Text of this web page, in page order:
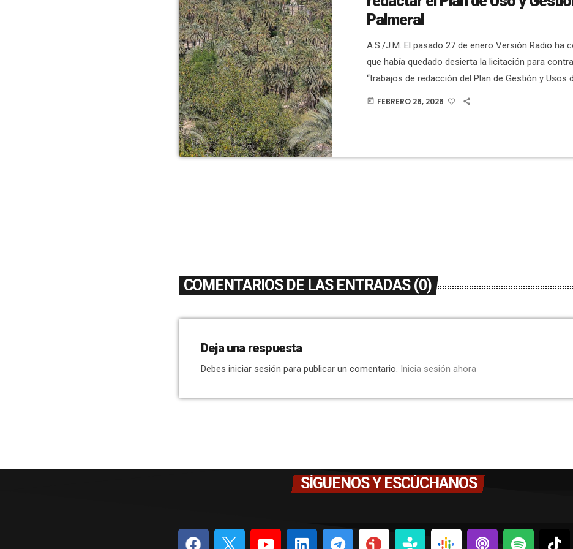
Palmeral
A.S./J.M. El pasado 27 de enero Versión Radio ha
que había quedado desierta la licitación para
“trabajos de redacción del Plan de Gestión y Usos
integrados en el Palmeral de Elche como
universal excepcional del bien, así […]
today FEBRERO 26, 2026
COMENTARIOS DE LAS ENTRADAS (0)
Deja una respuesta
Debes iniciar sesión para publicar un comentario. Inicia sesión ahora
SÍGUENOS Y ESCÚCHANOS